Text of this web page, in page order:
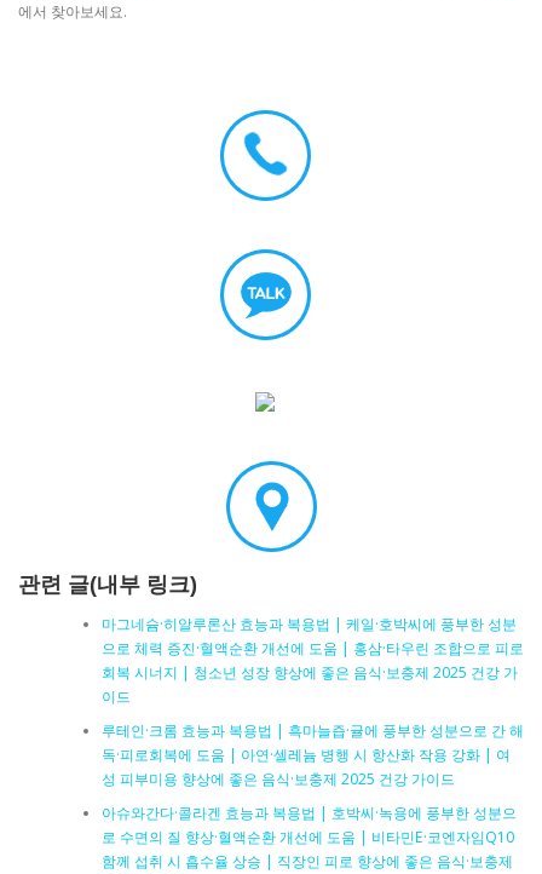
에서 찾아보세요.
관련 글(내부 링크)
마그네슘·히알루론산 효능과 복용법 | 케일·호박씨에 풍부한 성분
으로 체력 증진·혈액순환 개선에 도움 | 홍삼·타우린 조합으로 피로
회복 시너지 | 청소년 성장 향상에 좋은 음식·보충제 2025 건강 가
이드
루테인·크롬 효능과 복용법 | 흑마늘즙·귤에 풍부한 성분으로 간 해
독·피로회복에 도움 | 아연·셀레늄 병행 시 항산화 작용 강화 | 여
성 피부미용 향상에 좋은 음식·보충제 2025 건강 가이드
아슈와간다·콜라겐 효능과 복용법 | 호박씨·녹용에 풍부한 성분으
로 수면의 질 향상·혈액순환 개선에 도움 | 비타민E·코엔자임Q10
함께 섭취 시 흡수율 상승 | 직장인 피로 향상에 좋은 음식·보충제